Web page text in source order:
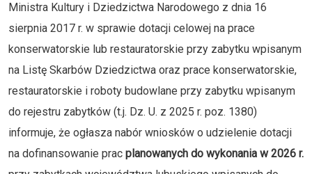
Ministra Kultury i Dziedzictwa Narodowego z dnia 16
sierpnia 2017 r. w sprawie dotacji celowej na prace
konserwatorskie lub restauratorskie przy zabytku wpisanym
na Listę Skarbów Dziedzictwa oraz prace konserwatorskie,
restauratorskie i roboty budowlane przy zabytku wpisanym
do rejestru zabytków (t.j. Dz. U. z 2025 r. poz. 1380)
informuje, że ogłasza nabór wniosków o udzielenie dotacji
na dofinansowanie prac planowanych do wykonania w 2026 r.